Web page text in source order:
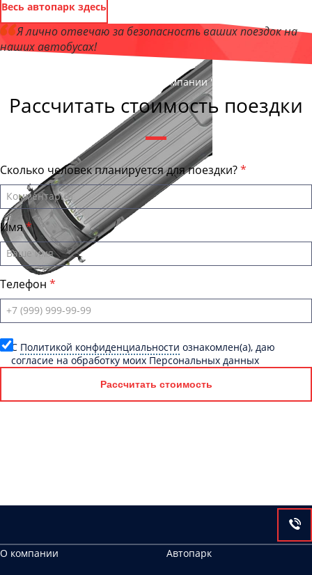
Весь автопарк здесь
Я лично отвечаю за безопасность ваших поездок на
наших автобусах!
, директор компании "ЛипецкБас"
Рассчитать стоимость поездки
Сколько человек планируется для поездки?
Имя
Телефон
C Политикой конфиденциальности ознакомлен(а), даю
согласие на обработку моих Персональных данных
Рассчитать стоимость
О компании
Автопарк